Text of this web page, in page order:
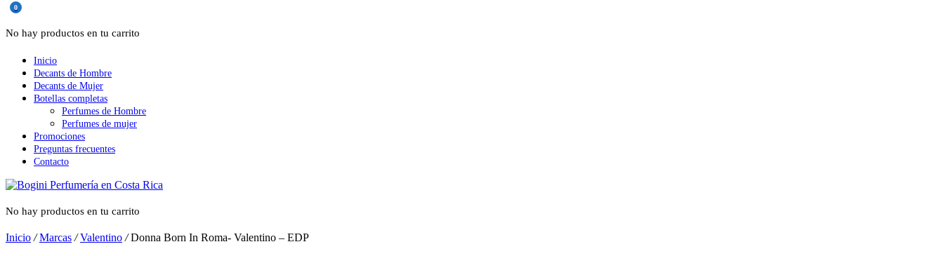
0
No hay productos en tu carrito
Inicio
Decants de Hombre
Decants de Mujer
Botellas completas
Perfumes de Hombre
Perfumes de mujer
Promociones
Preguntas frecuentes
Contacto
No hay productos en tu carrito
Inicio /Marcas /Valentino /Donna Born In Roma- Valentino – EDP